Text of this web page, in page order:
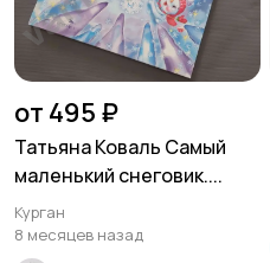
от 495 ₽
Татьяна Коваль Самый
маленький снеговик....
Курган
8 месяцев назад